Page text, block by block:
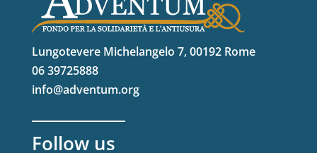
Lungotevere Michelangelo 7, 00192 Rome
06 39725888
info@adventum.org
Follow us